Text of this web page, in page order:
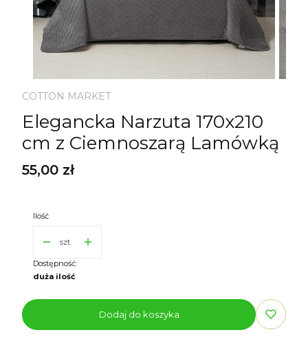
COTTON MARKET
Elegancka Narzuta 170x210
cm z Ciemnoszarą Lamówką
Cena
55,00 zł
Ilość
szt.
Dostępność:
duża ilość
Dodaj do koszyka